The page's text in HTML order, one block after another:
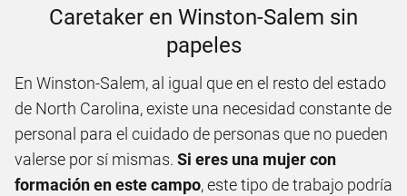
Caretaker en Winston-Salem sin
papeles
En Winston-Salem, al igual que en el resto del estado
de North Carolina, existe una necesidad constante de
personal para el cuidado de personas que no pueden
valerse por sí mismas. Si eres una mujer con
formación en este campo, este tipo de trabajo podría